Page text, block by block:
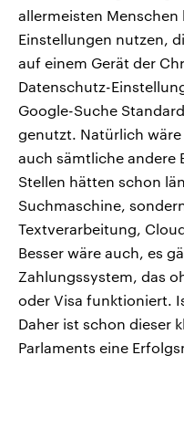
allermeisten Menschen
Einstellungen nutzen,
auf einem Gerät der
Datenschutz-
Google-Suche
genutzt. Natürlich wäre
auch sämtliche andere
Stellen hätten schon
Suchmaschine,
Textverarbeitung,
Besser wäre auch, es
Zahlungssystem, das
oder Visa funktioniert.
Daher ist schon dieser
Parlaments eine